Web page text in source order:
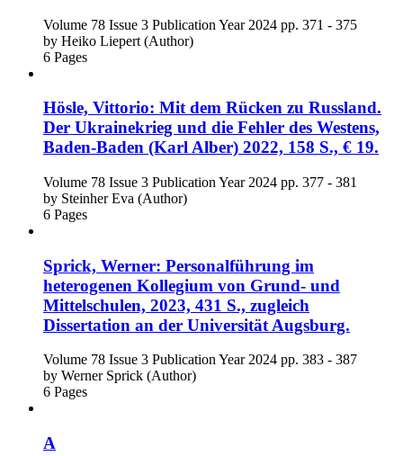
Volume 78 Issue 3 Publication Year 2024 pp. 371 - 375
by Heiko Liepert (Author)
6 Pages
Hösle, Vittorio: Mit dem Rücken zu Russland.
Der Ukrainekrieg und die Fehler des Westens,
Baden-Baden (Karl Alber) 2022, 158 S., € 19.
Volume 78 Issue 3 Publication Year 2024 pp. 377 - 381
by Steinher Eva (Author)
6 Pages
Sprick, Werner: Personalführung im
heterogenen Kollegium von Grund- und
Mittelschulen, 2023, 431 S., zugleich
Dissertation an der Universität Augsburg.
Volume 78 Issue 3 Publication Year 2024 pp. 383 - 387
by Werner Sprick (Author)
6 Pages
A